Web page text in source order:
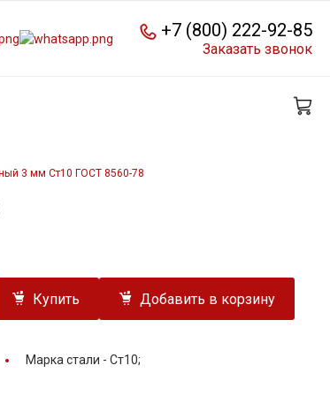
+7 (800) 222-92-85
Заказать звонок
3 мм Ст10 ГОСТ 8560-78
Купить Добавить в корзину
Марка стали - Ст10;